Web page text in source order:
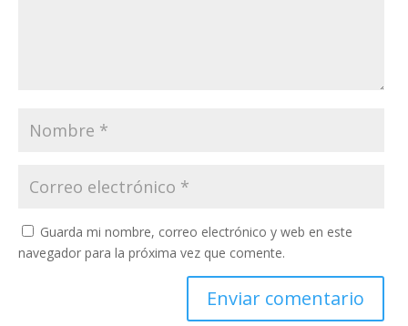
Guarda mi nombre, correo electrónico y web en este
navegador para la próxima vez que comente.